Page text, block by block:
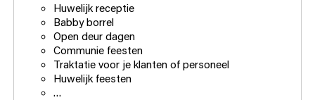
Huwelijk receptie
Babby borrel
Open deur dagen
Communie feesten
Traktatie voor je klanten of personeel
Huwelijk feesten
…